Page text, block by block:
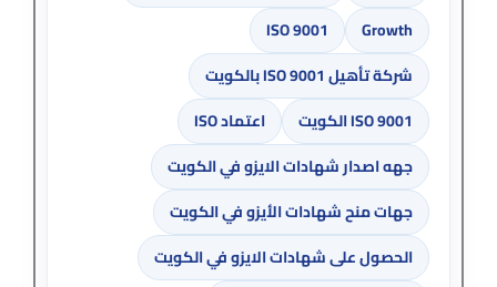
Growth
ISO 9001
شركة تأهيل ISO 9001 بالكويت
ISO 9001 الكويت
اعتماد ISO
جهه اصدار شهادات الايزو في الكويت
جهات منح شهادات الأيزو في الكويت
الحصول على شهادات الايزو في الكويت